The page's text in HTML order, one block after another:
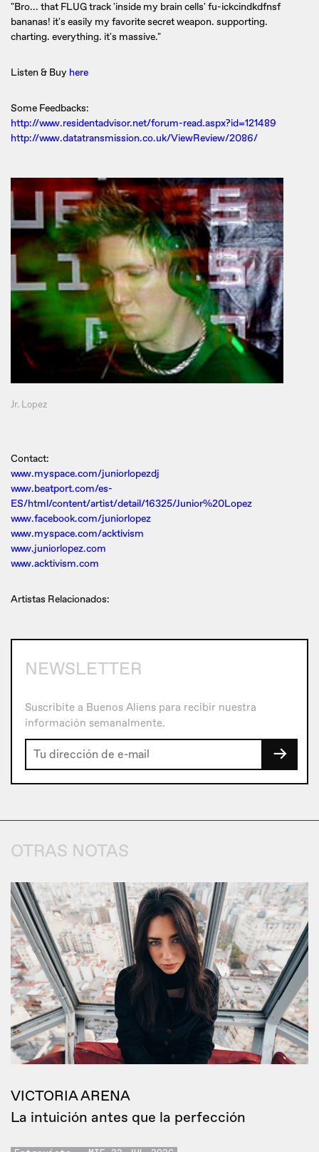
"Bro... that FLUG track 'inside my brain cells' fu-ickcindkdfnsf
bananas! it's easily my favorite secret weapon. supporting.
charting. everything. it's massive."
Listen & Buy here
Some Feedbacks:
http://www.residentadvisor.net/forum-read.aspx?id=121489
http://www.datatransmission.co.uk/ViewReview/2086/
Jr. Lopez
Contact:
www.myspace.com/juniorlopezdj
www.beatport.com/es-
ES/html/content/artist/detail/16325/Junior%20Lopez
www.facebook.com/juniorlopez
www.myspace.com/acktivism
www.juniorlopez.com
www.acktivism.com
Artistas Relacionados:
NEWSLETTER
Suscribite a Buenos Aliens para recibir nuestra
información semanalmente.
→
OTRAS NOTAS
VICTORIA ARENA
La intuición antes que la perfección